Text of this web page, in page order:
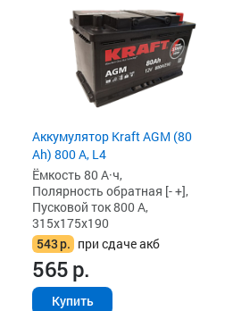
Аккумулятор Kraft AGM (80
Ah) 800 А, L4
Ёмкость 80 А·ч,
Полярность обратная [- +],
Пусковой ток 800 А,
315x175x190
543р. при сдаче акб
565р.
Купить